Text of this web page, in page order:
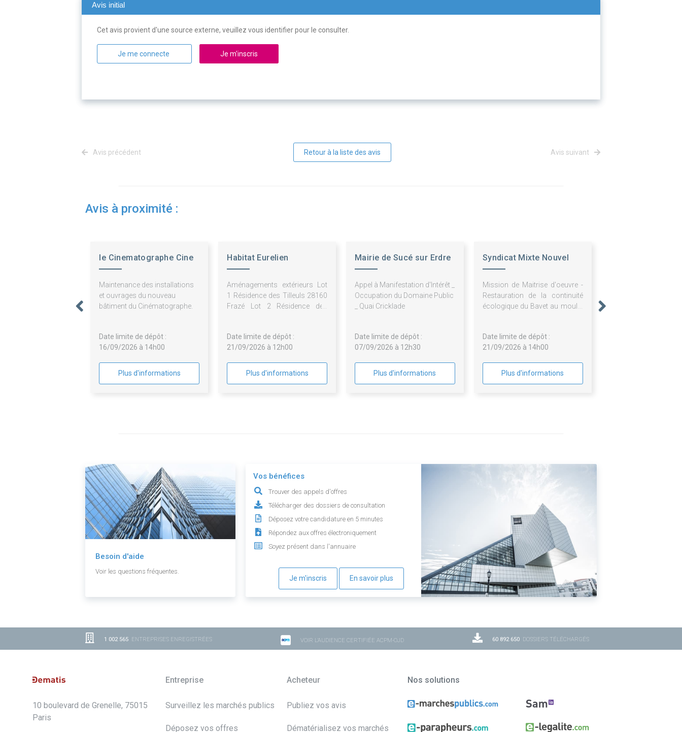
Avis initial
Cet avis provient d'une source externe, veuillez vous identifier pour le consulter.
Je me connecte Je m'inscris
Avis précédent Retour à la liste des avis Avis suivant
Avis à proximité :
le Cinematographe Cine
Maintenance des installations
et ouvrages du nouveau
bâtiment du Cinématographe.
Date limite de dépôt :
16/09/2026 à 14h00
Plus d'informations
Habitat Eurelien
Aménagements extérieurs Lot
1 Résidence des Tilleuls 28160
Frazé Lot 2 Résidence des
Lèves
Date limite de dépôt :
21/09/2026 à 12h00
Plus d'informations
Mairie de Sucé sur Erdre
Appel à Manifestation d'Intérêt _
Occupation du Domaine Public
_ Quai Cricklade
Date limite de dépôt :
07/09/2026 à 12h30
Plus d'informations
Syndicat Mixte Nouvel
Mission de Maitrise d'oeuvre -
Restauration de la continuité
écologique du Bavet au moulin
Date limite de dépôt :
21/09/2026 à 14h00
Plus d'informations
Besoin d'aide
Voir les questions fréquentes.
Vos bénéfices
Trouver des appels d'offres
Télécharger des dossiers de consultation
Déposez votre candidature en 5 minutes
Répondez aux offres électroniquement
Soyez présent dans l'annuaire
Je m'inscris En savoir plus
1 002 565 ENTREPRISES ENREGISTRÉES VOIR L'AUDIENCE CERTIFIÉE ACPM-OJD 60 892 650 DOSSIERS TÉLÉCHARGÉS
10 boulevard de Grenelle, 75015
Paris
Entreprise
Surveillez les marchés publics
Déposez vos offres
Acheteur
Publiez vos avis
Dématérialisez vos marchés
Nos solutions